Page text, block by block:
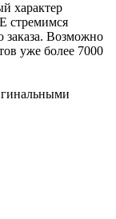
характер
стремимся
заказа. Возможно
уже более 7000